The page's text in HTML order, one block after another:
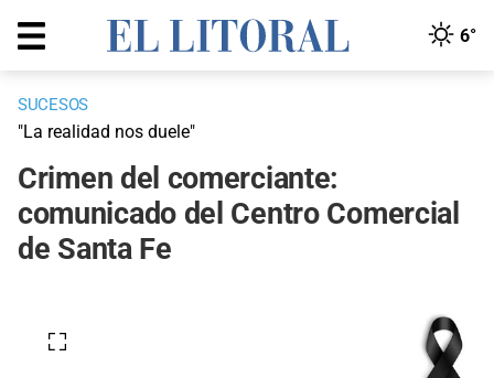
6°
SUCESOS
"La realidad nos duele"
Crimen del comerciante:
comunicado del Centro Comercial
de Santa Fe